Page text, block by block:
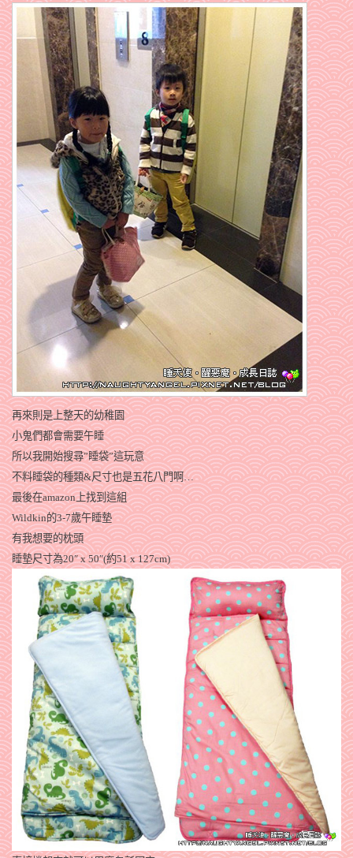
再來則是上整天的幼稚園
小鬼們都會需要午睡
所以我開始搜尋”睡袋”這玩意
不料睡袋的種類&尺寸也是五花八門啊…
最後在amazon上找到這組
Wildkin的3-7歲午睡墊
有我想要的枕頭
睡墊尺寸為20″ x 50″(約51 x 127cm)